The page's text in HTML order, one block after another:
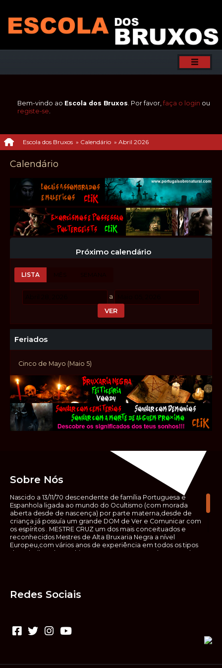
Bem-vindo ao Escola dos Bruxos. Por favor, faça o login ou
registe-se.
Escola dos Bruxos » Calendário » Abril 2026
Calendário
Próximo calendário
LISTA MÊS SEMANA
a
Feriados
Cinco de Mayo (Maio 5)
Sobre Nós
Nascido a 13/11/70 descendente de família Portuguesa e
Espanhola ligada ao mundo do Ocultismo (com morada
aberta desde de nascença) por parte materna,desde de
criança já possuía um grande DOM de Ver e Comunicar com
os espíritos . MESTRE CRUZ um dos mais conceituados e
reconhecidos Mestres de Alta Bruxaria Negra a nível
Europeu,com vários anos de experiência em todos os tipos
de trabalhos de Ocultismo. Escreveu os seus saberes ocultos
não o faça sem precauções e sem possuir a devida
poderão causar danos. Consultai por isso sempre um
(médium) conhecedor, quando se trata de fazer trabalhos
Redes Sociais